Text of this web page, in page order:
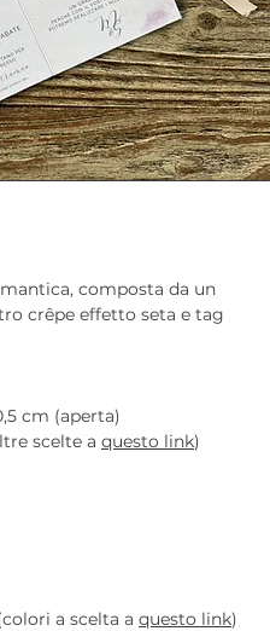
composta da un
crêpe effetto seta e tag
cm (aperta)
scelte a questo link)
a scelta a questo link)